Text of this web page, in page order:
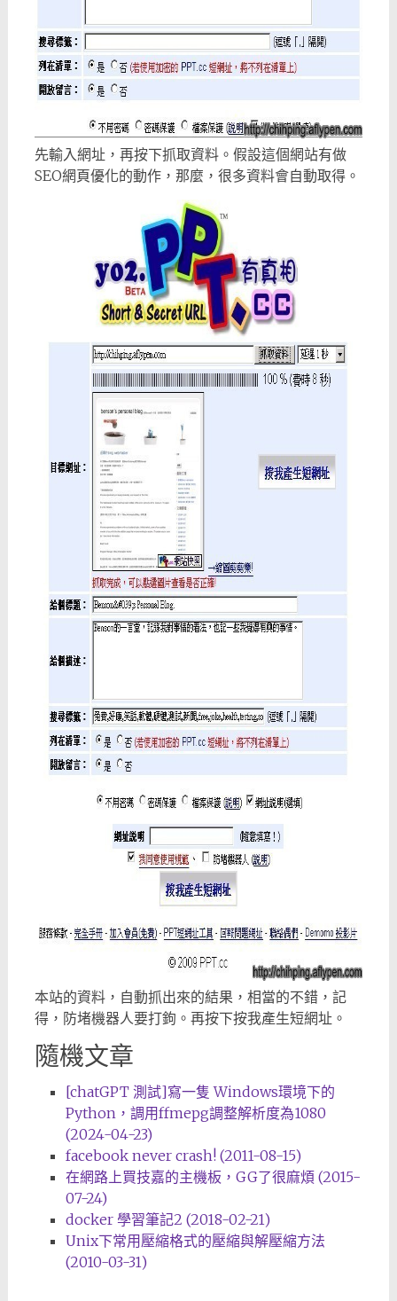
先輸入網址，再按下抓取資料。假設這個網站有做
SEO網頁優化的動作，那麼，很多資料會自動取得。
本站的資料，自動抓出來的結果，相當的不錯，記
得，防堵機器人要打鉤。再按下按我產生短網址。
隨機文章
[chatGPT 測試]寫一隻 Windows環境下的
Python，調用ffmepg調整解析度為1080
(2024-04-23)
facebook never crash! (2011-08-15)
在網路上買技嘉的主機板，GG了很麻煩 (2015-
07-24)
docker 學習筆記2 (2018-02-21)
Unix下常用壓縮格式的壓縮與解壓縮方法
(2010-03-31)